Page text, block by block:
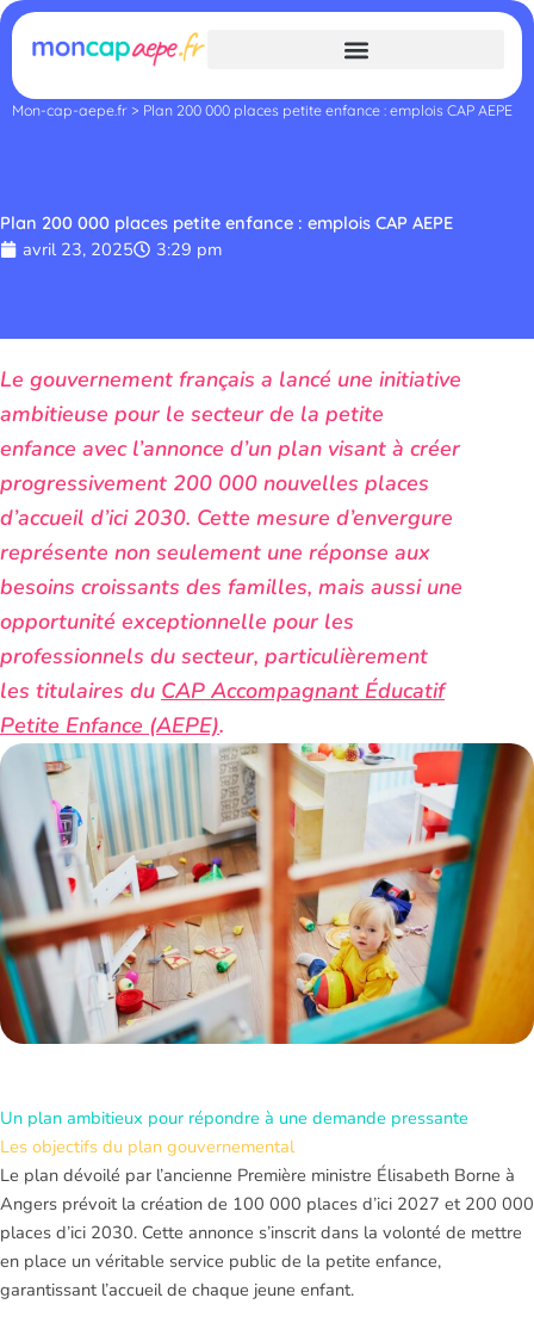
Aller
contenu
Mon-cap-aepe.fr > Plan 200 000 places petite enfance : emplois CAP AEPE
Plan 200 000 places petite enfance : emplois CAP AEPE
avril 23, 2025 3:29 pm
Le gouvernement français a lancé une initiative
ambitieuse pour le secteur de la petite
enfance avec l’annonce d’un plan visant à créer
progressivement 200 000 nouvelles places
d’accueil d’ici 2030. Cette mesure d’envergure
représente non seulement une réponse aux
besoins croissants des familles, mais aussi une
opportunité exceptionnelle pour les
professionnels du secteur, particulièrement
les titulaires du CAP Accompagnant Éducatif
Petite Enfance (AEPE).
Un plan ambitieux pour répondre à une demande pressante
Les objectifs du plan gouvernemental
Le plan dévoilé par l’ancienne Première ministre Élisabeth Borne à
Angers prévoit la création de 100 000 places d’ici 2027 et 200 000
places d’ici 2030. Cette annonce s’inscrit dans la volonté de mettre
en place un véritable service public de la petite enfance,
garantissant l’accueil de chaque jeune enfant.